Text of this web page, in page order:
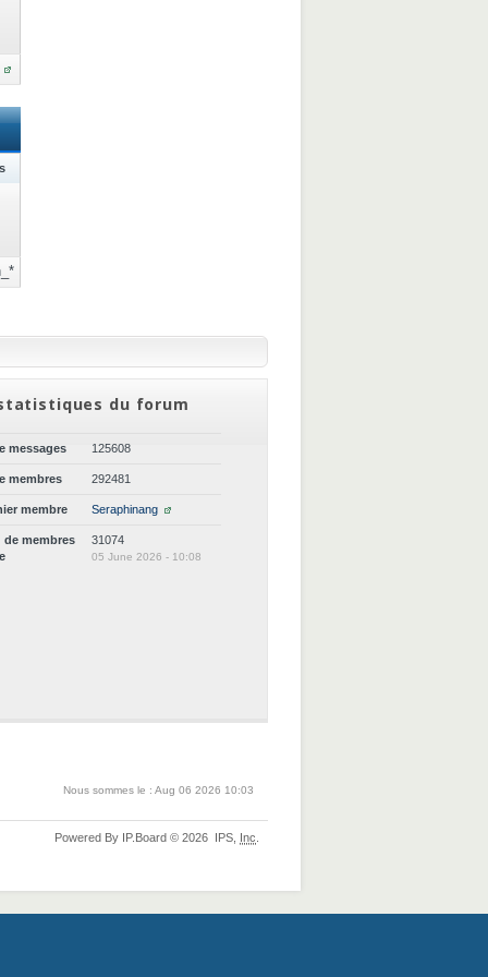
du forum
messages 125608
membres 292481
membre Seraphinang
de membres
31074
05 June 2026 - 10:08
Nous sommes le : Aug 06 2026 10:03
Powered By IP.Board © 2026 IPS, Inc